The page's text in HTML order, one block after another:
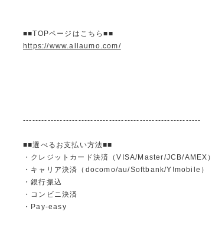
■■TOPページはこちら■■
https://www.allaumo.com/
----------------------------------------------------------
■■選べるお支払い方法■■
・クレジットカード決済（VISA/Master/JCB/AMEX）
・キャリア決済（docomo/au/Softbank/Y!mobile）
・銀行振込
・コンビニ決済
・Pay-easy